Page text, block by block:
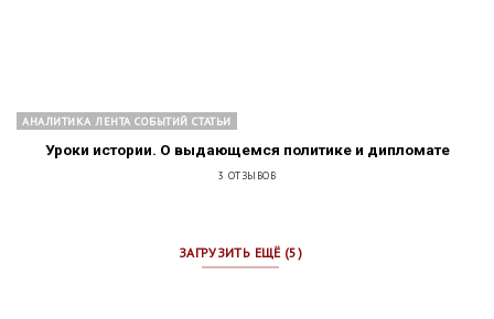
АНАЛИТИКА ЛЕНТА СОБЫТИЙ СТАТЬИ
Уроки истории. О выдающемся политике и дипломате
3 ОТЗЫВОВ
ЗАГРУЗИТЬ ЕЩЁ (5)